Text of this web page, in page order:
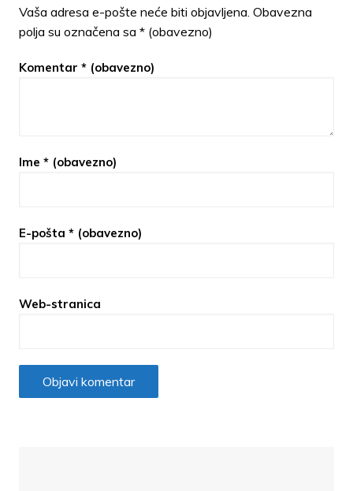
Vaša adresa e-pošte neće biti objavljena. Obavezna
polja su označena sa * (obavezno)
Komentar * (obavezno)
Ime * (obavezno)
E-pošta * (obavezno)
Web-stranica